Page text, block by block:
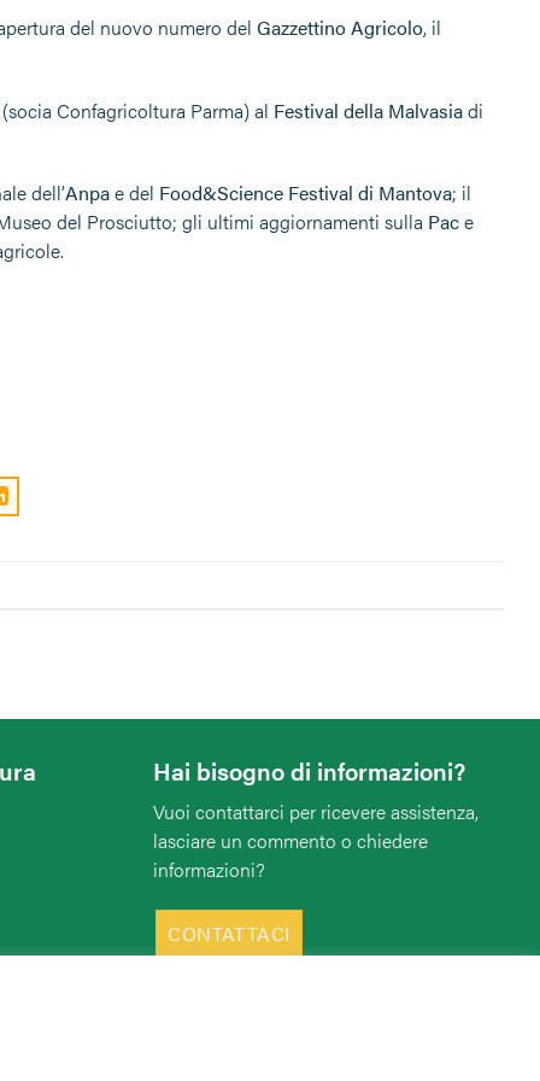
del nuovo numero del Gazzettino Agricolo, il
Confagricoltura Parma) al Festival della Malvasiadi
dell’Anpae del Food&Science Festival di Mantova; il
del Prosciutto; gli ultimi aggiornamenti sulla Pace
Hai bisogno di informazioni?
Vuoi contattarci per ricevere assistenza,
lasciare un commento o chiedere
informazioni?
CONTATTACI